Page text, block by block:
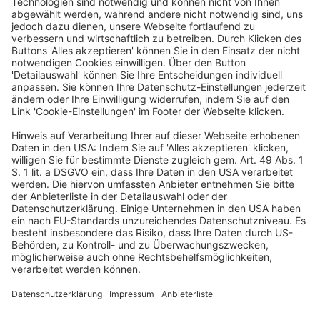
zeigt die globale AI-Performance-Studie der
Wirtschaftsprüfungs- und Beratungsgesellschaft PwC,
für die 1 217 Führungskräfte in 25 Branchen befragt
wurden. Der für die Studie entwickelte PwC AI Fitness
Index bewertet auf einer Skala von 1–10 insgesamt 60
Management- und Investitionspraktiken in den
Bereichen KI-Grundlagen und KI-Nutzung. Deutschland
erreicht hier 5,6 Punkte – und liegt damit leicht über
dem globalen Median (5,5) sowie vor den USA (5,2),
Großbritannien (5,5) und Japan (4,8). An der Spitze steht
China mit 6,9, dicht gefolgt von Hongkong (6,7) und
Saudi-Arabien (6,2). Die internationalen KI-Leader – die
Top 20 % der befragten Unternehmen mit der höchsten
KI-getriebenen Performance – kommen auf einen Score
von 6,8. Deutschlands Position ist damit besser als
vielfach angenommen. Die Lücke zur Spitze liegt nicht
bei den Grundlagen, sondern bei der Verwertung: Nur
25 % der befragten deutschen Führungskräfte richten
KI auf Umsatzwachstum aus. Bei den KI-Leadern sind es
KI primär für Effizienz ein – vier Prozentpunkte über dem